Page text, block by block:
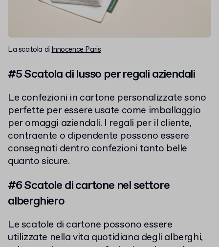
La scatola diInnocence Paris
#5 Scatola di lusso per regali aziendali
Le confezioni in cartone personalizzate sono
perfette per essere usate come imballaggio
per omaggi aziendali. I regali per il cliente,
contraente o dipendente possono essere
consegnati dentro confezioni tanto belle
quanto sicure.
#6 Scatole di cartone nel settore
alberghiero
Le scatole di cartone possono essere
utilizzate nella vita quotidiana degli alberghi,